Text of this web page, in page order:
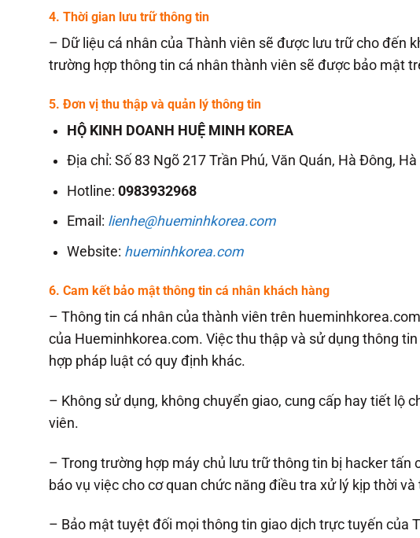
4. Thời gian lưu trữ thông tin
– Dữ liệu cá nhân của Thành viên sẽ được lưu trữ cho đến
trường hợp thông tin cá nhân thành viên sẽ được bảo mật
5. Đơn vị thu thập và quản lý thông tin
HỘ KINH DOANH HUỆ MINH KOREA
Địa chỉ: Số 83 Ngõ 217 Trần Phú, Văn Quán, Hà Đông, Hà
Hotline: 0983932968
Email: lienhe@hueminhkorea.com
Website: hueminhkorea.com
6. Cam kết bảo mật thông tin cá nhân khách hàng
– Thông tin cá nhân của thành viên trên
của Hueminhkorea.com. Việc thu thập và sử dụng thông
hợp pháp luật có quy định khác.
– Không sử dụng, không chuyển giao, cung cấp hay tiết lộ
viên.
– Trong trường hợp máy chủ lưu trữ thông tin bị hacker
báo vụ việc cho cơ quan chức năng điều tra xử lý kịp thời
– Bảo mật tuyệt đối mọi thông tin giao dịch trực tuyến của